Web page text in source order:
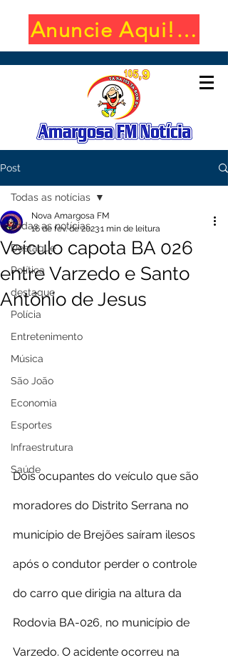
Anuncie Aqui!
Post
Todas as notícias
Destaque
Política
destaque
Polícia
Entretenimento
Música
São João
Economia
Esportes
Infraestrutura
Saúde
Todas as notícias
Veículo capota BA 026
entre Varzedo e Santo
Antônio de Jesus
Nova Amargosa FM
16 de fev. de 20231 min de leitura
Dois ocupantes do veículo que são
moradores do Distrito Serrana no
município de Brejões saíram ilesos
após o condutor perder o controle
do carro que dirigia na altura da
Rodovia BA-026, no município de
Varzedo. O acidente ocorreu na